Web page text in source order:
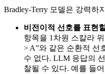
Bradley-Terry 모델은 강력하
비전이적 선호를 표현
항목을 1차원 스칼라
> A”와 같은 순환적 선
수 없다. LLM 응답의
찰될 수 있다. 예를 들